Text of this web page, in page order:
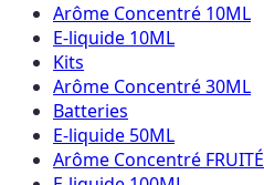
Arôme Concentré 10ML
E-liquide 10ML
Kits
Arôme Concentré 30ML
Batteries
E-liquide 50ML
Arôme Concentré FRUITÉ